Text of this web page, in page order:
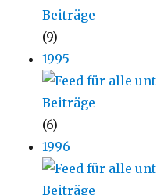
(9)
1995
(6)
1996